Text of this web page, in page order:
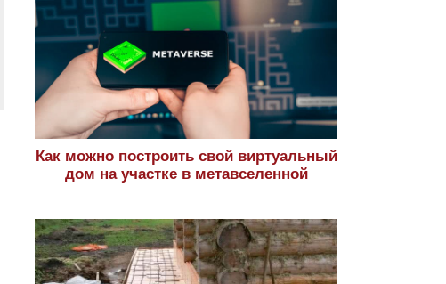
Как можно построить свой виртуальный
дом на участке в метавселенной